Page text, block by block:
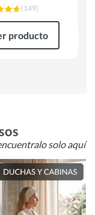
(149)
producto
solo aquí